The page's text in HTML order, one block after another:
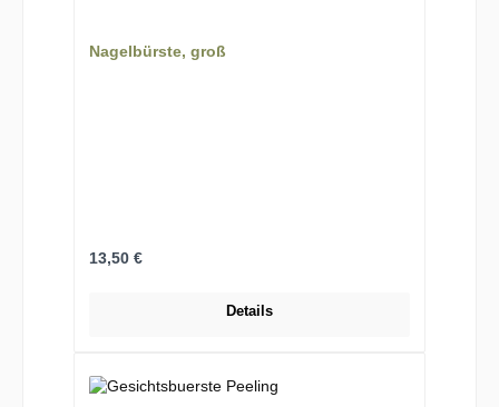
Nagelbürste, groß
Regulärer Preis:
13,50 €
Details